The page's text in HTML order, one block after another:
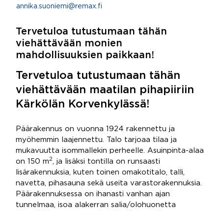
annika.suoniemi@remax.fi
Tervetuloa tutustumaan tähän
viehättävään monien
mahdollisuuksien paikkaan!
Tervetuloa tutustumaan tähän
viehättävään maatilan pihapiiriin
Kärkölän Korvenkylässä!
Päärakennus on vuonna 1924 rakennettu ja
myöhemmin laajennettu. Talo tarjoaa tilaa ja
mukavuutta isommallekin perheelle. Asuinpinta-alaa
on 150 m2
, ja lisäksi tontilla on runsaasti
lisärakennuksia, kuten toinen omakotitalo, talli,
navetta, pihasauna sekä useita varastorakennuksia.
Päärakennuksessa on ihanasti vanhan ajan
tunnelmaa, isoa alakerran salia/olohuonetta